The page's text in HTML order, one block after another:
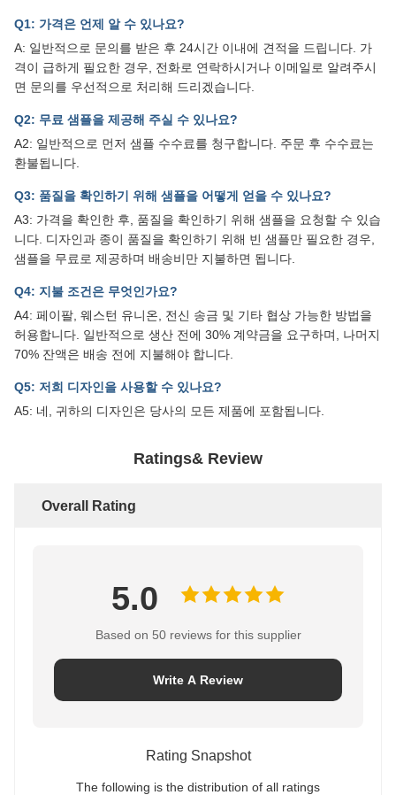
Q1: 가격은 언제 알 수 있나요?
A: 일반적으로 문의를 받은 후 24시간 이내에 견적을 드립니다. 가
격이 급하게 필요한 경우, 전화로 연락하시거나 이메일로 알려주시
면 문의를 우선적으로 처리해 드리겠습니다.
Q2: 무료 샘플을 제공해 주실 수 있나요?
A2: 일반적으로 먼저 샘플 수수료를 청구합니다. 주문 후 수수료는
환불됩니다.
Q3: 품질을 확인하기 위해 샘플을 어떻게 얻을 수 있나요?
A3: 가격을 확인한 후, 품질을 확인하기 위해 샘플을 요청할 수 있습
니다. 디자인과 종이 품질을 확인하기 위해 빈 샘플만 필요한 경우,
샘플을 무료로 제공하며 배송비만 지불하면 됩니다.
Q4: 지불 조건은 무엇인가요?
A4: 페이팔, 웨스턴 유니온, 전신 송금 및 기타 협상 가능한 방법을
허용합니다. 일반적으로 생산 전에 30% 계약금을 요구하며, 나머지
70% 잔액은 배송 전에 지불해야 합니다.
Q5: 저희 디자인을 사용할 수 있나요?
A5: 네, 귀하의 디자인은 당사의 모든 제품에 포함됩니다.
Ratings& Review
Overall Rating
5.0
Based on 50 reviews for this supplier
Write A Review
Rating Snapshot
The following is the distribution of all ratings